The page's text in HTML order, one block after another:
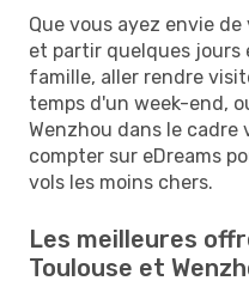
Que vous ayez envie
et partir quelques jours
famille, aller rendre
temps d'un week-end,
Wenzhou dans le
compter sur eDreams
vols les moins chers.
Les meilleures
Toulouse et